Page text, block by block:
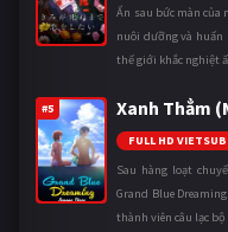
Ẩn sau bức màn của
nuôi dưỡng và huấn
thế giới khắc nghiệt
#5 Xanh Thẳm
FULL HD VIETSUB
Sau hàng loạt
Grand Blue
thành viên câu lạc